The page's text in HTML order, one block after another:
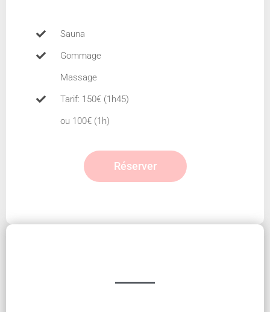
Sauna
Gommage
Massage
Tarif: 150€ (1h45)
ou 100€ (1h)
Réserver